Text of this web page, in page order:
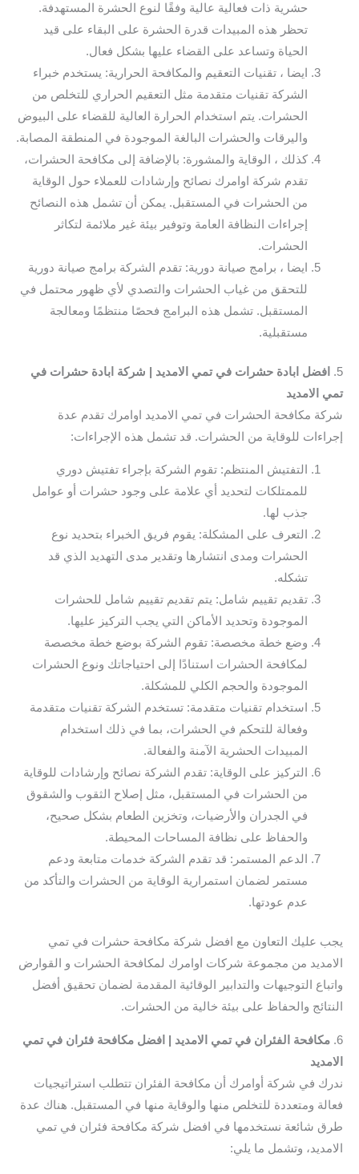
حشرية ذات فعالية عالية وفقًا لنوع الحشرة المستهدفة.
تحظر هذه المبيدات قدرة الحشرة على البقاء على قيد
الحياة وتساعد على القضاء عليها بشكل فعال.
ايضا ، تقنيات التعقيم والمكافحة الحرارية: يستخدم خبراء
الشركة تقنيات متقدمة مثل التعقيم الحراري للتخلص من
الحشرات. يتم استخدام الحرارة العالية للقضاء على البيوض
واليرقات والحشرات البالغة الموجودة في المنطقة المصابة.
كذلك ، الوقاية والمشورة: بالإضافة إلى مكافحة الحشرات،
تقدم شركة اوامرك نصائح وإرشادات للعملاء حول الوقاية
من الحشرات في المستقبل. يمكن أن تشمل هذه النصائح
إجراءات النظافة العامة وتوفير بيئة غير ملائمة لتكاثر
الحشرات.
ايضا ، برامج صيانة دورية: تقدم الشركة برامج صيانة دورية
للتحقق من غياب الحشرات والتصدي لأي ظهور محتمل في
المستقبل. تشمل هذه البرامج فحصًا منتظمًا ومعالجة
مستقبلية.
5.
افضل ابادة حشرات في تمي الامديد | شركة ابادة حشرات في
تمي الامديد
شركة مكافحة الحشرات في تمي الامديد اوامرك تقدم عدة
إجراءات للوقاية من الحشرات. قد تشمل هذه الإجراءات:
التفتيش المنتظم: تقوم الشركة بإجراء تفتيش دوري
للممتلكات لتحديد أي علامة على وجود حشرات أو عوامل
جذب لها.
التعرف على المشكلة: يقوم فريق الخبراء بتحديد نوع
الحشرات ومدى انتشارها وتقدير مدى التهديد الذي قد
تشكله.
تقديم تقييم شامل: يتم تقديم تقييم شامل للحشرات
الموجودة وتحديد الأماكن التي يجب التركيز عليها.
وضع خطة مخصصة: تقوم الشركة بوضع خطة مخصصة
لمكافحة الحشرات استنادًا إلى احتياجاتك ونوع الحشرات
الموجودة والحجم الكلي للمشكلة.
استخدام تقنيات متقدمة: تستخدم الشركة تقنيات متقدمة
وفعالة للتحكم في الحشرات، بما في ذلك استخدام
المبيدات الحشرية الآمنة والفعالة.
التركيز على الوقاية: تقدم الشركة نصائح وإرشادات للوقاية
من الحشرات في المستقبل، مثل إصلاح الثقوب والشقوق
في الجدران والأرضيات، وتخزين الطعام بشكل صحيح،
والحفاظ على نظافة المساحات المحيطة.
الدعم المستمر: قد تقدم الشركة خدمات متابعة ودعم
مستمر لضمان استمرارية الوقاية من الحشرات والتأكد من
عدم عودتها.
يجب عليك التعاون مع افضل شركة مكافحة حشرات في تمي
الامديد من مجموعة شركات اوامرك لمكافحة الحشرات و القوارض
واتباع التوجيهات والتدابير الوقائية المقدمة لضمان تحقيق أفضل
النتائج والحفاظ على بيئة خالية من الحشرات.
6. مكافحة الفئران في تمي الامديد | افضل مكافحة فئران في تمي
الامديد
ندرك في شركة أوامرك أن مكافحة الفئران تتطلب استراتيجيات
فعالة ومتعددة للتخلص منها والوقاية منها في المستقبل. هناك عدة
طرق شائعة نستخدمها في افضل شركة مكافحة فئران في تمي
الامديد، وتشمل ما يلي: